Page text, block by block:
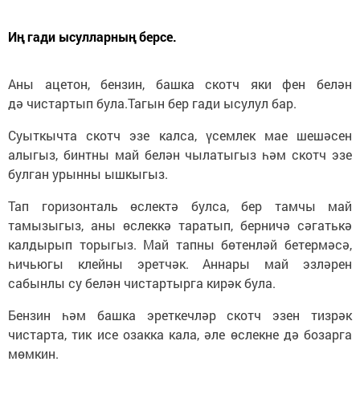
Иң гади ысулларның берсе.
Аны ацетон, бензин, башка скотч яки фен белән
дә чистартып була.Тагын бер гади ысулул бар.
Суыткычта скотч эзе калса, үсемлек мае шешәсен
алыгыз, бинтны май белән чылатыгыз һәм скотч эзе
булган урынны ышкыгыз.
Тап горизонталь өслектә булса, бер тамчы май
тамызыгыз, аны өслеккә таратып, берничә сәгатькә
калдырып торыгыз. Май тапны бөтенләй бетермәсә,
һичьюгы клейны эретчәк. Аннары май эзләрен
сабынлы су белән чистартырга кирәк була.
Бензин һәм башка эреткечләр скотч эзен тизрәк
чистарта, тик исе озакка кала, әле өслекне дә бозарга
мөмкин.